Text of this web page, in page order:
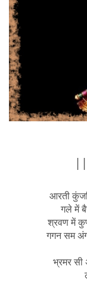
||
आरती
गले में
श्रवण में
गगन सम
भ्रमर